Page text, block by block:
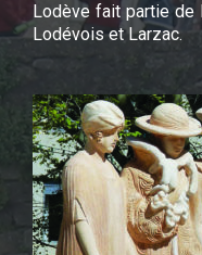
Lodève fait partie de
Lodévois et Larzac.